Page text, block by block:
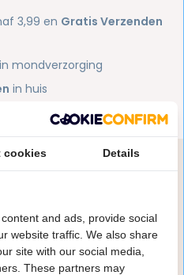
3,99 en Gratis Verzenden
in mondverzorging
in huis
over dit product?
graag! Spreek ons aan
mail
cookies Details
and ads, provide social
website traffic. We also share
site with our social media,
These partners may